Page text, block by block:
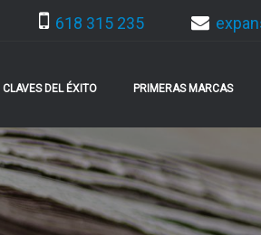
618 315 235
CLAVES DEL ÉXITO PRIMERAS MARCAS